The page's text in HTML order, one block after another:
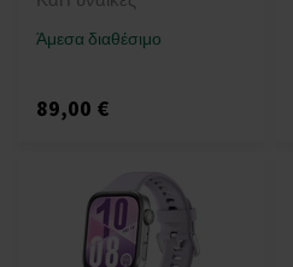
Άμεσα διαθέσιμο
89,00 €